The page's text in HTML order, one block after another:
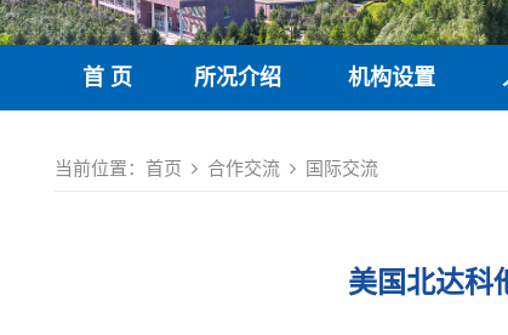
首 页 所况介绍 机构设置
当前位置： 首页 合作交流 国际交流
美国北达科